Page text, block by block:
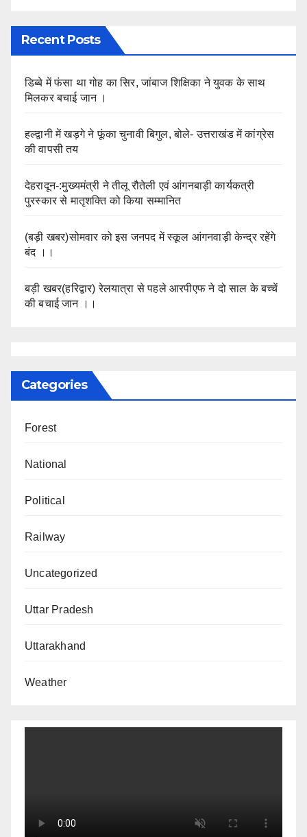
Recent Posts
डिब्बे में फंसा था गोह का सिर, जांबाज शिक्षिका ने युवक के साथ
मिलकर बचाई जान ।
हल्द्वानी में खड़गे ने फूंका चुनावी बिगुल, बोले- उत्तराखंड में कांग्रेस
की वापसी तय
देहरादून-:मुख्यमंत्री ने तीलू रौतेली एवं आंगनबाड़ी कार्यकत्री
पुरस्कार से मातृशक्ति को किया सम्मानित
(बड़ी खबर)सोमवार को इस जनपद में स्कूल आंगनवाड़ी केन्द्र रहेंगे
बंद ।।
बड़ी खबर(हरिद्वार) रेलयात्रा से पहले आरपीएफ ने दो साल के बच्चें
की बचाई जान ।।
Categories
Forest
National
Political
Railway
Uncategorized
Uttar Pradesh
Uttarakhand
Weather